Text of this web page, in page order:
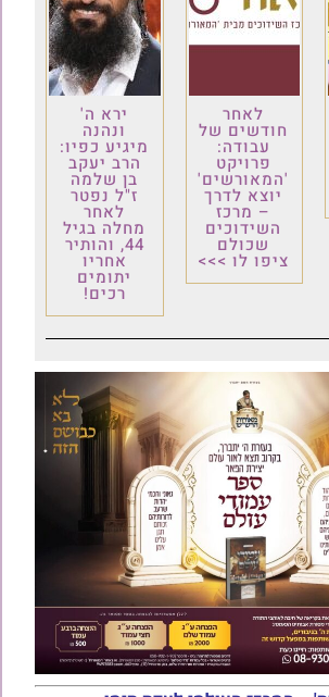
לאחר
חודשים של
עבודה:
פרויקט
'המאורשים'
יוצא לדרך
– מרכז
השידוכים
שכולם
ציפו לו >>>
ירא ה'
ונהנה
מיגיע כפיו:
הרב יעקב
בן שלמה
ז"ל נפטר
לאחר
מחלה בגיל
44, והותיר
אחריו
יתומים
רכים!